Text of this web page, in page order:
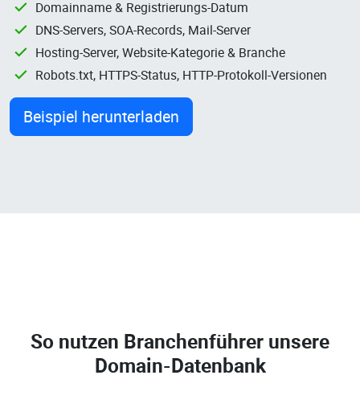
Domainname & Registrierungs-Datum
DNS-Servers, SOA-Records, Mail-Server
Hosting-Server, Website-Kategorie & Branche
Robots.txt, HTTPS-Status, HTTP-Protokoll-Versionen
Beispiel herunterladen
So nutzen Branchenführer unsere
Domain-Datenbank